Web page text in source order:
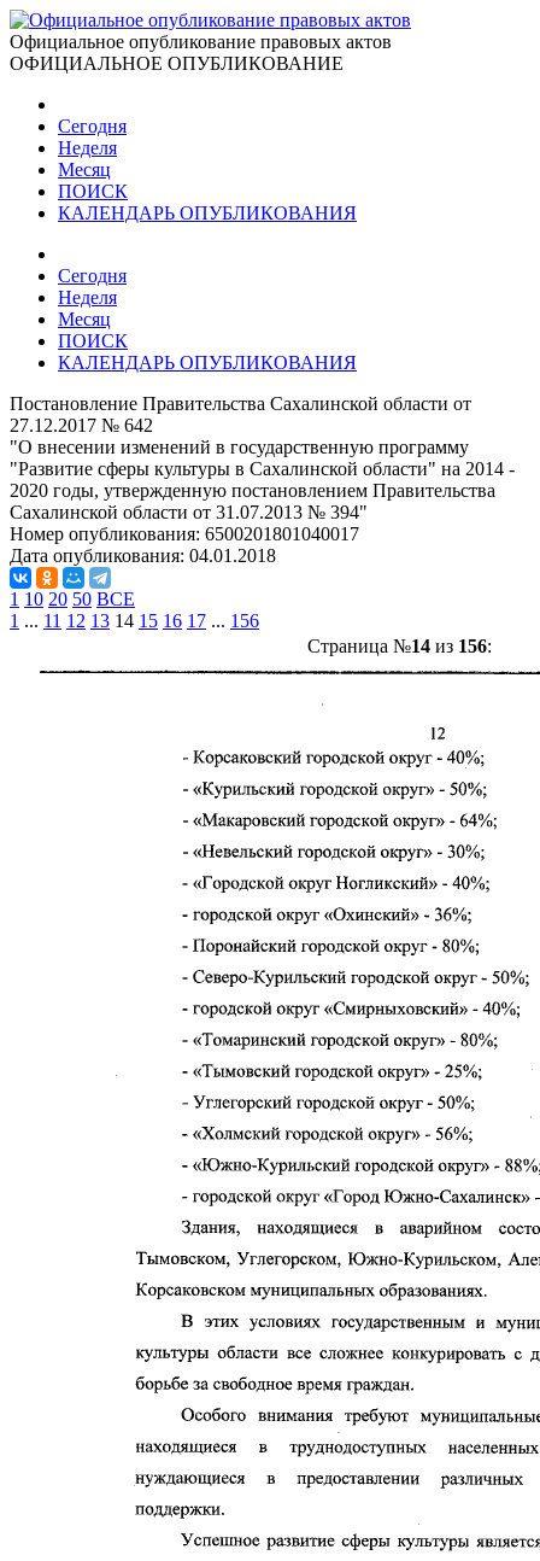
Официальное опубликование правовых актов
ОФИЦИАЛЬНОЕ ОПУБЛИКОВАНИЕ
Сегодня
Неделя
Месяц
ПОИСК
КАЛЕНДАРЬ ОПУБЛИКОВАНИЯ
Сегодня
Неделя
Месяц
ПОИСК
КАЛЕНДАРЬ ОПУБЛИКОВАНИЯ
Постановление Правительства Сахалинской области от
27.12.2017 № 642
"О внесении изменений в государственную программу
"Развитие сферы культуры в Сахалинской области" на 2014 -
2020 годы, утвержденную постановлением Правительства
Сахалинской области от 31.07.2013 № 394"
Номер опубликования: 6500201801040017
Дата опубликования: 04.01.2018
1 10 20 50 ВСЕ
1 ... 11 12 13 14 15 16 17 ... 156
Страница №14из 156: